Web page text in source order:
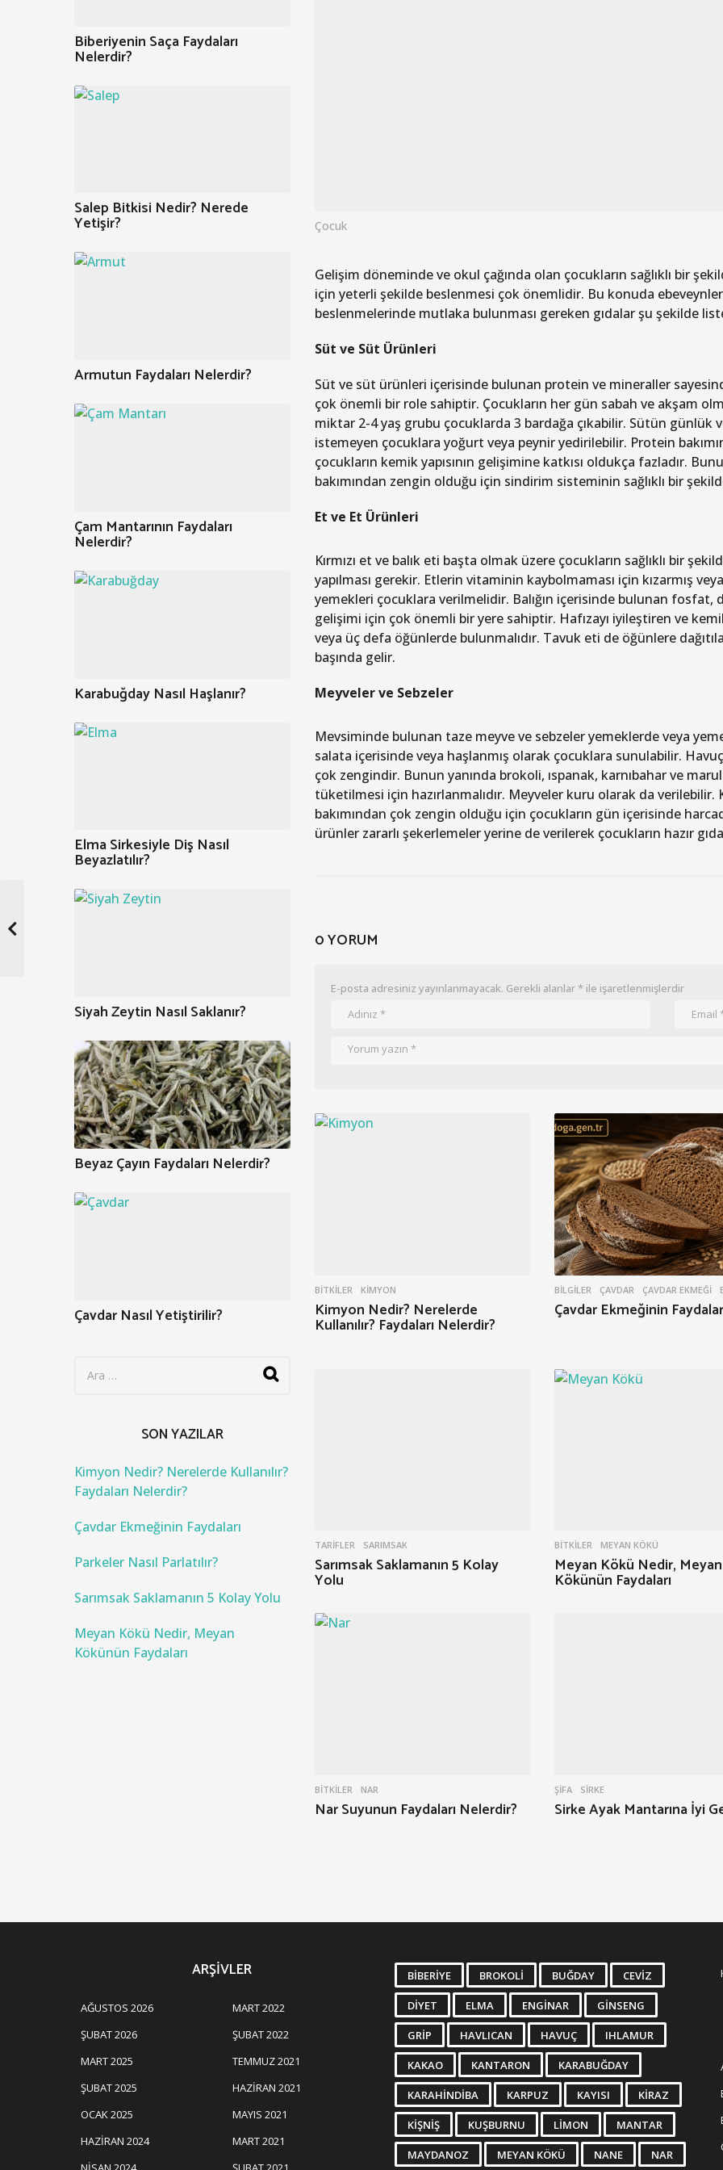
Çocuk
Gelişim döneminde ve okul çağında olan çocukların sağlıklı bir
için yeterli şekilde beslenmesi çok önemlidir. Bu konuda
beslenmelerinde mutlaka bulunması gereken gıdalar şu şekilde
Süt ve Süt Ürünleri
Süt ve süt ürünleri içerisinde bulunan protein ve mineraller
çok önemli bir role sahiptir. Çocukların her gün sabah ve akşam
miktar 2-4 yaş grubu çocuklarda 3 bardağa çıkabilir. Sütün günlük
istemeyen çocuklara yoğurt veya peynir yedirilebilir. Protein
çocukların kemik yapısının gelişimine katkısı oldukça fazladır.
bakımından zengin olduğu için sindirim sisteminin sağlıklı bir
Et ve Et Ürünleri
Kırmızı et ve balık eti başta olmak üzere çocukların sağlıklı bir
yapılması gerekir. Etlerin vitaminin kaybolmaması için kızarmış
yemekleri çocuklara verilmelidir. Balığın içerisinde bulunan
gelişimi için çok önemli bir yere sahiptir. Hafızayı iyileştiren ve
veya üç defa öğünlerde bulunmalıdır. Tavuk eti de öğünlere
başında gelir.
Meyveler ve Sebzeler
Mevsiminde bulunan taze meyve ve sebzeler yemeklerde veya
salata içerisinde veya haşlanmış olarak çocuklara sunulabilir.
çok zengindir. Bunun yanında brokoli, ıspanak, karnıbahar ve
tüketilmesi için hazırlanmalıdır. Meyveler kuru olarak da verilebilir.
bakımından çok zengin olduğu için çocukların gün içerisinde
ürünler zararlı şekerlemeler yerine de verilerek çocukların hazır
0 YORUM
E-posta adresiniz yayınlanmayacak. Gerekli alanlar*ile işaretlenmişlerdir
BITKILER KIMYON
Kimyon Nedir? Nerelerde
Kullanılır? Faydaları Nelerdir?
BILGILER ÇAVDAR ,ÇAVDAR EKMEĞI ,
Çavdar Ekmeğinin
TARIFLER SARIMSAK
Sarımsak Saklamanın 5 Kolay
Yolu
BITKILER MEYAN KÖKÜ
Meyan Kökü Nedir, Meyan
Kökünün Faydaları
BITKILER NAR
Nar Suyunun Faydaları Nelerdir?
ŞIFA SIRKE
Sirke Ayak Mantarına İyi
Biberiyenin Saça Faydaları
Nelerdir?
Salep Bitkisi Nedir? Nerede
Yetişir?
Armutun Faydaları Nelerdir?
Çam Mantarının Faydaları
Nelerdir?
Karabuğday Nasıl Haşlanır?
Elma Sirkesiyle Diş Nasıl
Beyazlatılır?
Siyah Zeytin Nasıl Saklanır?
Beyaz Çayın Faydaları Nelerdir?
Çavdar Nasıl Yetiştirilir?
o
r
SON YAZILAR
Kimyon Nedir? Nerelerde Kullanılır?
Faydaları Nelerdir?
Çavdar Ekmeğinin Faydaları
Parkeler Nasıl Parlatılır?
Sarımsak Saklamanın 5 Kolay Yolu
Meyan Kökü Nedir, Meyan
Kökünün Faydaları
ARŞIVLER
AĞUSTOS 2026
ŞUBAT 2026
MART 2025
ŞUBAT 2025
OCAK 2025
HAZIRAN 2024
MART 2022
ŞUBAT 2022
TEMMUZ 2021
HAZIRAN 2021
MAYIS 2021
MART 2021
BIBERIYE BROKOLI BUĞDAY CEVIZ
DIYET ELMA ENGINAR GINSENG
GRIP HAVLICAN HAVUÇ IHLAMUR
KAKAO KANTARON KARABUĞDAY
KARAHINDIBA KARPUZ KAYISI KIRAZ
KIŞNIŞ KUŞBURNU LIMON MANTAR
MAYDANOZ MEYAN KÖKÜ NANE NAR